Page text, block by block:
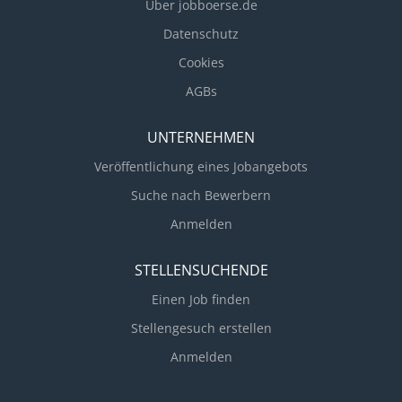
Transformation, IT-Transformation oder in der
Optimierung von IT-Organisationen gesammelt?
aktuellen Trends, wie zum Beispiel Cloud, zeichnen
dich aus? Dann bist du bei uns im Team IT
betrachtest die Ist-Situation der IT sowie ggf.
relevanter...
Über jobboerse.de
Datenschutz
Cookies
AGBs
UNTERNEHMEN
Veröffentlichung eines Jobangebots
Suche nach Bewerbern
Anmelden
STELLENSUCHENDE
Einen Job finden
Stellengesuch erstellen
Anmelden